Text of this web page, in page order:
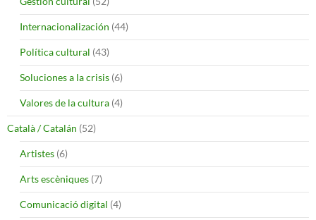
Internacionalización (44)
Política cultural (43)
Soluciones a la crisis (6)
Valores de la cultura (4)
Català / Catalán (52)
Artistes (6)
Arts escèniques (7)
Comunicació digital (4)